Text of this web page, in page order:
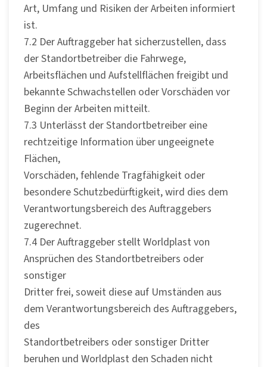
Art, Umfang und Risiken der Arbeiten informiert
ist.
7.2 Der Auftraggeber hat sicherzustellen, dass
der Standortbetreiber die Fahrwege,
Arbeitsflächen und Aufstellflächen freigibt und
bekannte Schwachstellen oder Vorschäden vor
Beginn der Arbeiten mitteilt.
7.3 Unterlässt der Standortbetreiber eine
rechtzeitige Information über ungeeignete
Flächen,
Vorschäden, fehlende Tragfähigkeit oder
besondere Schutzbedürftigkeit, wird dies dem
Verantwortungsbereich des Auftraggebers
zugerechnet.
7.4 Der Auftraggeber stellt Worldplast von
Ansprüchen des Standortbetreibers oder
sonstiger
Dritter frei, soweit diese auf Umständen aus
dem Verantwortungsbereich des Auftraggebers,
des
Standortbetreibers oder sonstiger Dritter
beruhen und Worldplast den Schaden nicht